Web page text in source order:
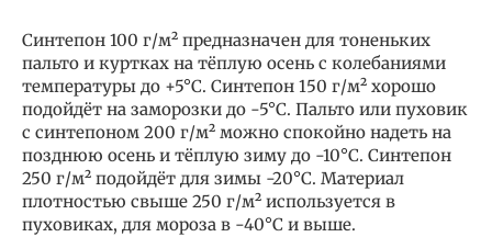
Синтепон 100 г/м² предназначен для тоненьких
пальто и куртках на тёплую осень с колебаниями
температуры до +5°С. Синтепон 150 г/м² хорошо
подойдёт на заморозки до -5°С. Пальто или пуховик
с синтепоном 200 г/м² можно спокойно надеть на
позднюю осень и тёплую зиму до -10°С. Синтепон
250 г/м² подойдёт для зимы -20°С. Материал
плотностью свыше 250 г/м² используется в
пуховиках, для мороза в -40°С и выше.